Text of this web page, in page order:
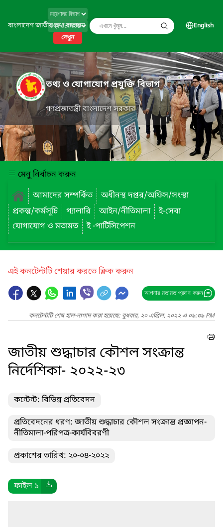
বাংলাদেশ জাতীয় তথ্য বাতায়ন
দেখুন
English
তথ্য ও যোগাযোগ প্রযুক্তি বিভাগ
গণপ্রজাতন্ত্রী বাংলাদেশ সরকার
মেনু নির্বাচন করুন
আমাদের সম্পর্কিত
অধীনস্থ দপ্তর/অফিস/সংস্থা
প্রকল্প/কর্মসূচি
গ্যালারি আইন/নীতিমালা
ই-সেবা
যোগাযোগ ও মতামত
ই -পার্টিসিপেশন
এই কনটেন্টটি শেয়ার করতে ক্লিক করুন
আপনার মতামত প্রদান করুন
কনটেন্টটি শেষ হাল-নাগাদ করা হয়েছে: বুধবার, ২০ এপ্রিল, ২০২২ এ ০৯:৩৯ PM
জাতীয় শুদ্ধাচার কৌশল সংক্রান্ত
নির্দেশিকা- ২০২২-২৩
কন্টেন্ট: বিভিন্ন প্রতিবেদন
প্রতিবেদনের ধরণ: জাতীয় শুদ্ধাচার কৌশল সংক্রান্ত প্রজ্ঞাপন-
নীতিমালা-পরিপত্র-কার্যবিবরণী
প্রকাশের তারিখ: ২০-০৪-২০২২
ফাইল ১